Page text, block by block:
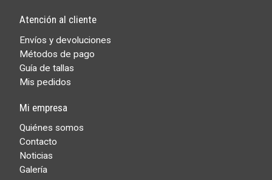
Atención al cliente
Envíos y devoluciones
Métodos de pago
Guía de tallas
Mis pedidos
Mi empresa
Quiénes somos
Contacto
Noticias
Galería